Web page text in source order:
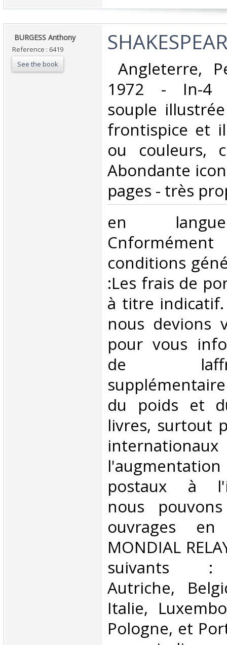
‎ BURGESS Anthony ‎
Reference : 6419
See the book
Angleterre,
1972 - In-4
souple
frontispice et
ou couleurs,
Abondante
pages - très
‎en
conditions
:Les frais de
à titre
nous devions
pour vous
de
du poids et
livres, surtout
internationaux
postaux à
nous
ouvrages
MONDIAL
suivants :
Autriche,
Italie,
Pologne, et